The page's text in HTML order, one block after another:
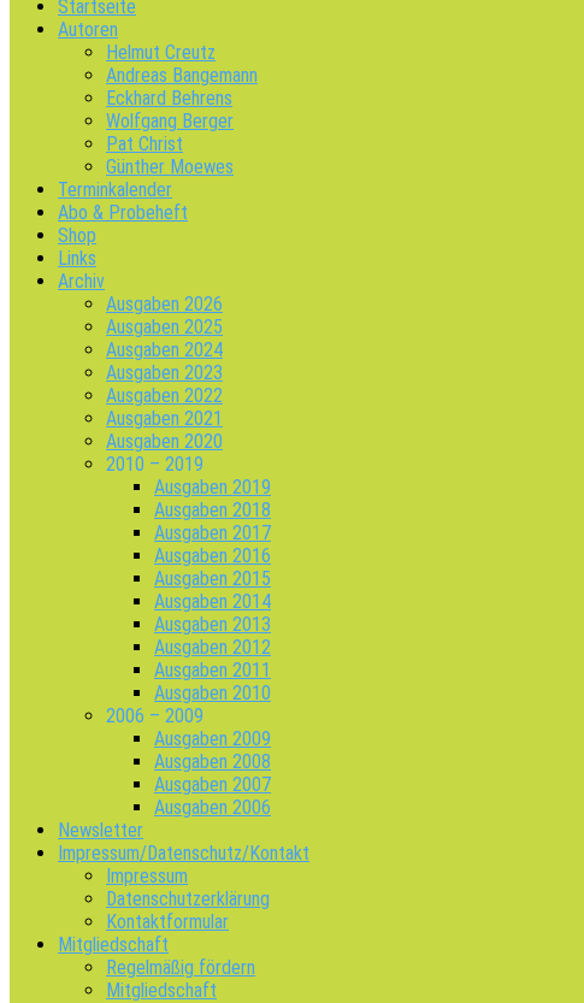
Startseite
Autoren
Helmut Creutz
Andreas Bangemann
Eckhard Behrens
Wolfgang Berger
Pat Christ
Günther Moewes
Terminkalender
Abo & Probeheft
Shop
Links
Archiv
Ausgaben 2026
Ausgaben 2025
Ausgaben 2024
Ausgaben 2023
Ausgaben 2022
Ausgaben 2021
Ausgaben 2020
2010 – 2019
Ausgaben 2019
Ausgaben 2018
Ausgaben 2017
Ausgaben 2016
Ausgaben 2015
Ausgaben 2014
Ausgaben 2013
Ausgaben 2012
Ausgaben 2011
Ausgaben 2010
2006 – 2009
Ausgaben 2009
Ausgaben 2008
Ausgaben 2007
Ausgaben 2006
Newsletter
Impressum/Datenschutz/Kontakt
Impressum
Datenschutzerklärung
Kontaktformular
Mitgliedschaft
Regelmäßig fördern
Mitgliedschaft